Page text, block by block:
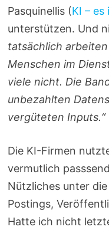
Pasquinellis (KI –
unterstützen. Und
tatsächlich
Menschen im
viele nicht. Die
unbezahlten
vergüteten Inputs.“
Die KI-Firmen
vermutlich
Nützliches unter
Postings,
Hatte ich nicht